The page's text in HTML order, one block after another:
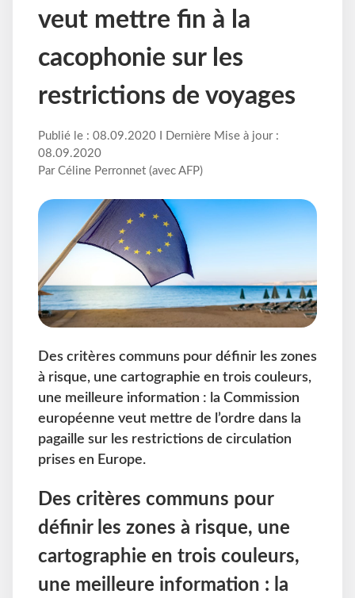
veut mettre fin à la
cacophonie sur les
restrictions de voyages
Publié le : 08.09.2020 I Dernière Mise à jour :
08.09.2020
Par Céline Perronnet (avec AFP)
Des critères communs pour définir les zones
à risque, une cartographie en trois couleurs,
une meilleure information : la Commission
européenne veut mettre de l’ordre dans la
pagaille sur les restrictions de circulation
prises en Europe.
Des critères communs pour
définir les zones à risque, une
cartographie en trois couleurs,
une meilleure information : la